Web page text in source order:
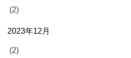
(2)
2023年12月
(2)